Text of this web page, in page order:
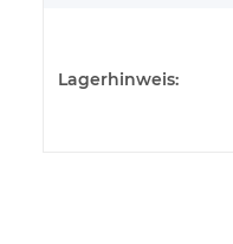
Lagerhinweis: